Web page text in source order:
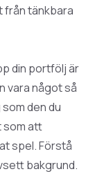
från tänkbara
din portfölj är
vara något så
den du
som att
spel. Förstå
bakgrund.